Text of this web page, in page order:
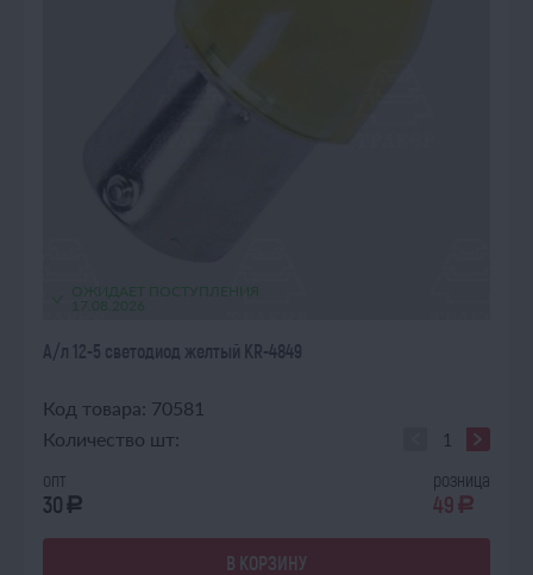
ОЖИДАЕТ ПОСТУПЛЕНИЯ
17.08.2026
А/л 12-5 светодиод желтый KR-4849
Код товара: 70581
Количество шт:
опт
30 a
розница
49 a
В КОРЗИНУ